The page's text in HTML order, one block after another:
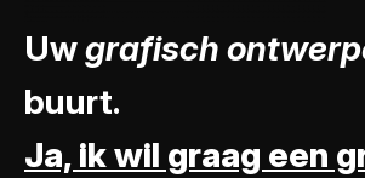
Uwgrafisch
buurt.
Ja, ik wil graag een